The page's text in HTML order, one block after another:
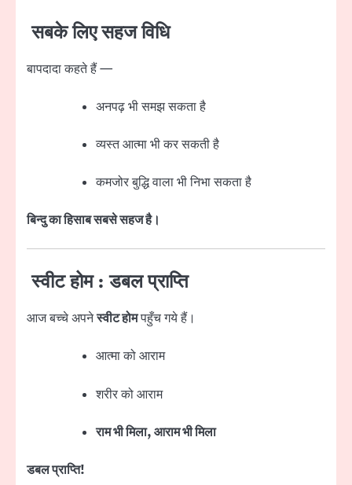
सबके लिए सहज विधि
बापदादा कहते हैं —
अनपढ़ भी समझ सकता है
व्यस्त आत्मा भी कर सकती है
कमजोर बुद्धि वाला भी निभा सकता है
बिन्दु का हिसाब सबसे सहज है।
स्वीट होम : डबल प्राप्ति
आज बच्चे अपनेस्वीट होमपहुँच गये हैं।
आत्मा को आराम
शरीर को आराम
राम भी मिला, आराम भी मिला
डबल प्राप्ति!